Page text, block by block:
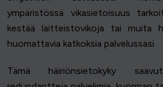
ympäristössä vikasietoisuus
kestää laitteistovikoja tai muita
huomattavia katkoksia palvelussasi.
Tämä häiriönsietokyky